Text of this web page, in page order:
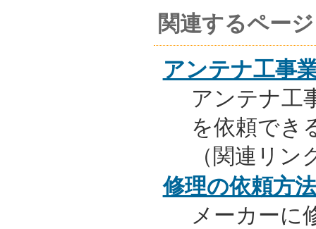
関連するページ
アンテナ工事
アンテナ工
を依頼でき
（関連リ
修理の依頼方法
メーカーに